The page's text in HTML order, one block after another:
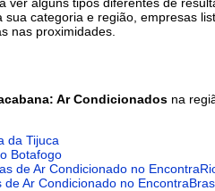
sua categoria e região, empresas
nas proximidades.
Ar Condicionados na
da Tijuca
Botafogo
de Ar Condicionado no
Ar Condicionado no